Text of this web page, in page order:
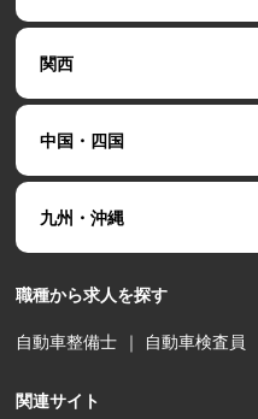
関西
中国・四国
九州・沖縄
職種から求人を探す
自動車整備士 ｜ 自動車検査員
関連サイト